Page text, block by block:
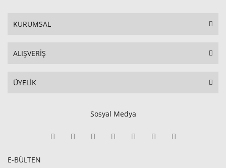
KURUMSAL
ALIŞVERİŞ
ÜYELİK
Sosyal Medya
E-BÜLTEN